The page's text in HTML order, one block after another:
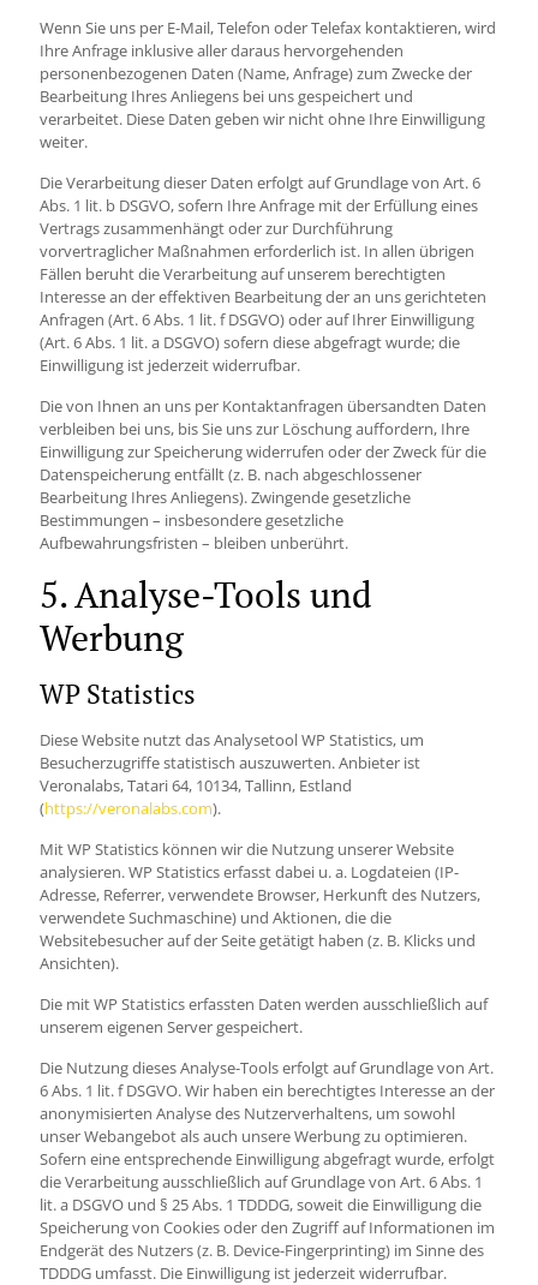
Wenn Sie uns per E-Mail, Telefon oder Telefax kontaktieren, wird
Ihre Anfrage inklusive aller daraus hervorgehenden
personenbezogenen Daten (Name, Anfrage) zum Zwecke der
Bearbeitung Ihres Anliegens bei uns gespeichert und
verarbeitet. Diese Daten geben wir nicht ohne Ihre Einwilligung
weiter.
Die Verarbeitung dieser Daten erfolgt auf Grundlage von Art. 6
Abs. 1 lit. b DSGVO, sofern Ihre Anfrage mit der Erfüllung eines
Vertrags zusammenhängt oder zur Durchführung
vorvertraglicher Maßnahmen erforderlich ist. In allen übrigen
Fällen beruht die Verarbeitung auf unserem berechtigten
Interesse an der effektiven Bearbeitung der an uns gerichteten
Anfragen (Art. 6 Abs. 1 lit. f DSGVO) oder auf Ihrer Einwilligung
(Art. 6 Abs. 1 lit. a DSGVO) sofern diese abgefragt wurde; die
Einwilligung ist jederzeit widerrufbar.
Die von Ihnen an uns per Kontaktanfragen übersandten Daten
verbleiben bei uns, bis Sie uns zur Löschung auffordern, Ihre
Einwilligung zur Speicherung widerrufen oder der Zweck für die
Datenspeicherung entfällt (z. B. nach abgeschlossener
Bearbeitung Ihres Anliegens). Zwingende gesetzliche
Bestimmungen – insbesondere gesetzliche
Aufbewahrungsfristen – bleiben unberührt.
5. Analyse-Tools und
Werbung
WP Statistics
Diese Website nutzt das Analysetool WP Statistics, um
Besucherzugriffe statistisch auszuwerten. Anbieter ist
Veronalabs, Tatari 64, 10134, Tallinn, Estland
(https://veronalabs.com).
Mit WP Statistics können wir die Nutzung unserer Website
analysieren. WP Statistics erfasst dabei u. a. Logdateien (IP-
Adresse, Referrer, verwendete Browser, Herkunft des Nutzers,
verwendete Suchmaschine) und Aktionen, die die
Websitebesucher auf der Seite getätigt haben (z. B. Klicks und
Ansichten).
Die mit WP Statistics erfassten Daten werden ausschließlich auf
unserem eigenen Server gespeichert.
Die Nutzung dieses Analyse-Tools erfolgt auf Grundlage von Art.
6 Abs. 1 lit. f DSGVO. Wir haben ein berechtigtes Interesse an der
anonymisierten Analyse des Nutzerverhaltens, um sowohl
unser Webangebot als auch unsere Werbung zu optimieren.
Sofern eine entsprechende Einwilligung abgefragt wurde, erfolgt
die Verarbeitung ausschließlich auf Grundlage von Art. 6 Abs. 1
lit. a DSGVO und § 25 Abs. 1 TDDDG, soweit die Einwilligung die
Speicherung von Cookies oder den Zugriff auf Informationen im
Endgerät des Nutzers (z. B. Device-Fingerprinting) im Sinne des
TDDDG umfasst. Die Einwilligung ist jederzeit widerrufbar.